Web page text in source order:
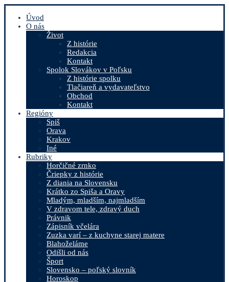
Úvod
O nás
Život
Z histórie
Redakcia
Kontakt
Spolok Slovákov v Poľsku
Z histórie spolku
Tlačiareň a vydavateľstvo
Obchod
Kontakt
Regióny
Spiš
Orava
Krakov
Iné
Rubriky
Horčičné zrnko
Čriepky z histórie
Z diania na Slovensku
Krátko zo Spiša a Oravy
Mladým, mladším, najmladším
V zdravom tele, zdravý duch
Právnik
Zápisník včelára
Zuzka varí – z kuchyne starej matere
Blahoželáme
Odišli od nás
Šport
Slovensko – poľský slovník
Horoskop